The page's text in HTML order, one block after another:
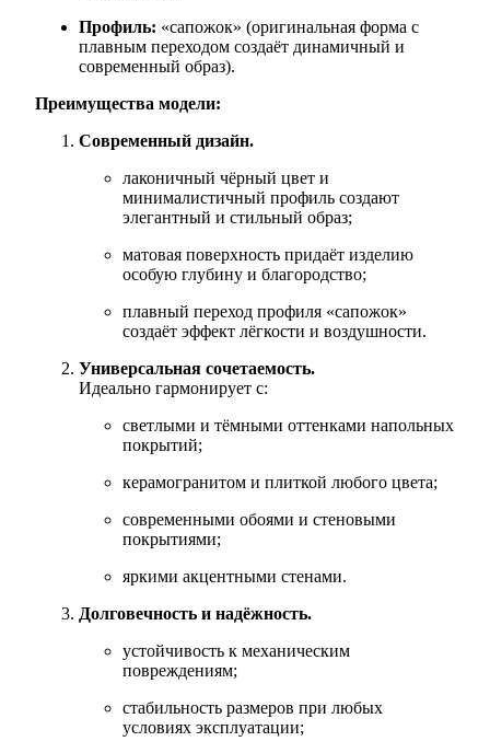
Профиль: «сапожок» (оригинальная форма с
плавным переходом создаёт динамичный и
современный образ).
Преимущества модели:
Современный дизайн.
лаконичный чёрный цвет и
минималистичный профиль создают
элегантный и стильный образ;
матовая поверхность придаёт изделию
особую глубину и благородство;
плавный переход профиля «сапожок»
создаёт эффект лёгкости и воздушности.
Универсальная сочетаемость.
Идеально гармонирует с:
светлыми и тёмными оттенками напольных
покрытий;
керамогранитом и плиткой любого цвета;
современными обоями и стеновыми
покрытиями;
яркими акцентными стенами.
Долговечность и надёжность.
устойчивость к механическим
повреждениям;
стабильность размеров при любых
условиях эксплуатации;